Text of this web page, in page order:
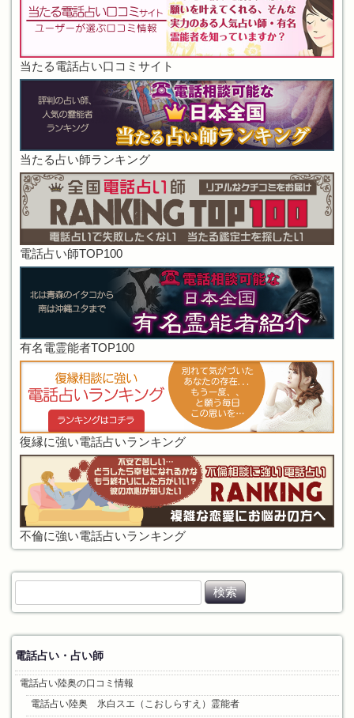
当たる電話占い口コミサイト
当たる占い師ランキング
電話占い師TOP100
有名電霊能者TOP100
復縁に強い電話占いランキング
不倫に強い電話占いランキング
検
索
電話占い・占い師
電話占い陸奥の口コミ情報
電話占い陸奥 氷白スエ（こおしらすえ）霊能者